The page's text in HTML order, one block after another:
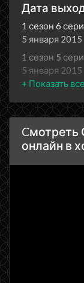
Дата
1 сезон 6
5 января 2015
1 сезон 5
5 января 2015
1 сезон 4
5 января 2015
1 сезон 3
5 января 2015
1 сезон 2
5 января 2015
Cмотреть
онлайн в